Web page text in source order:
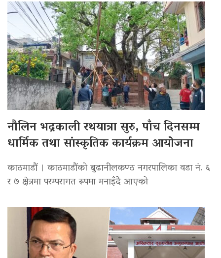
नौलिन भद्रकाली रथयात्रा सुरु, पाँच दिनसम्म
धार्मिक तथा सांस्कृतिक कार्यक्रम आयोजना
काठमाडौं । काठमाडौंको बुढानीलकण्ठ नगरपालिका वडा नं. ६
र ७ क्षेत्रमा परम्परागत रूपमा मनाइँदै आएको